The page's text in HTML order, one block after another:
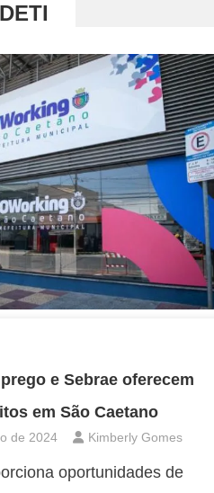
e Sebrae oferecem
em São Caetano
de 2024 Kimberly Gomes
oportunidades de